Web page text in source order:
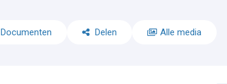
Documenten Delen Alle media